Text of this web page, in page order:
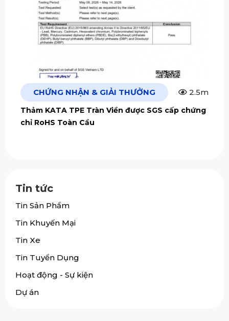
CHỨNG NHẬN & GIẢI THƯỞNG 2.5m
Thảm KATA TPE Tràn Viền được SGS cấp chứng
chỉ RoHS Toàn Cầu
Tin tức
Tin Sản Phẩm
Tin Khuyến Mại
Tin Xe
Tin Tuyển Dụng
Hoạt động - Sự kiện
Dự án